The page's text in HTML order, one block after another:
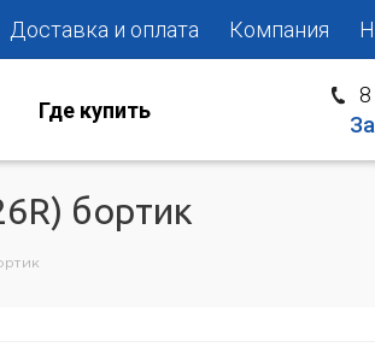
Доставка и оплата Компания
Где купить
бортик